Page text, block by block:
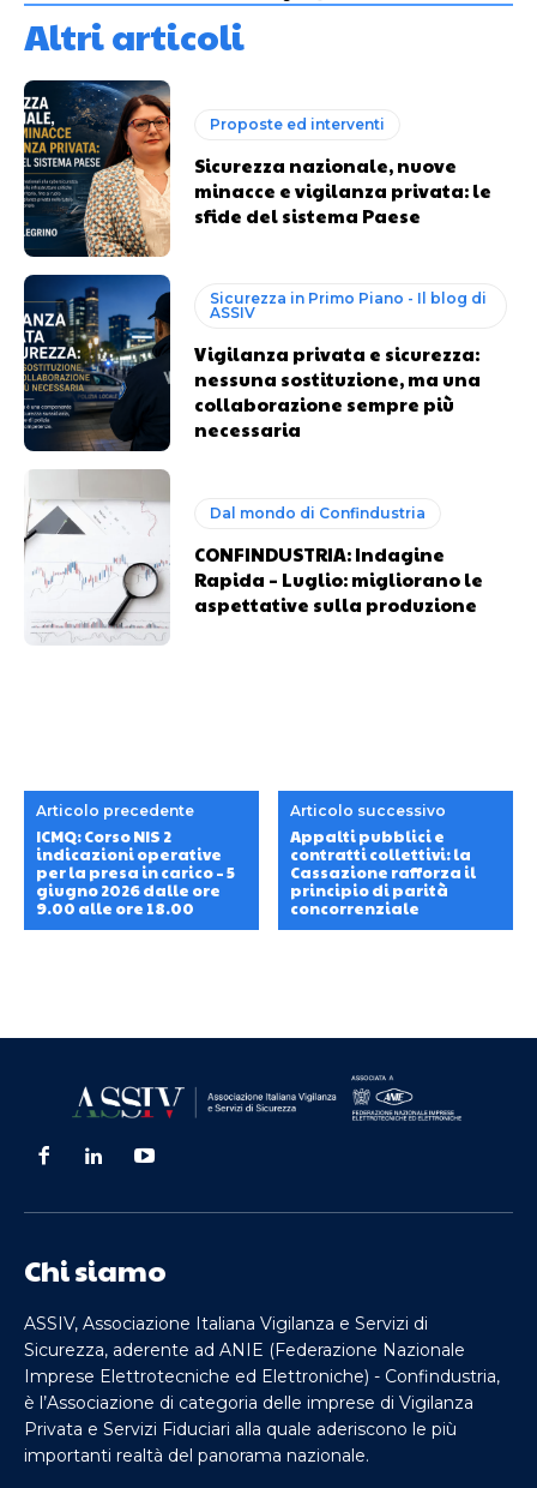
Altri articoli
Proposte ed interventi
Sicurezza nazionale, nuove
minacce e vigilanza privata: le
sfide del sistema Paese
Sicurezza in Primo Piano - Il blog di
ASSIV
Vigilanza privata e sicurezza:
nessuna sostituzione, ma una
collaborazione sempre più
necessaria
Dal mondo di Confindustria
CONFINDUSTRIA: Indagine
Rapida – Luglio: migliorano le
aspettative sulla produzione
Articolo precedente
ICMQ: Corso NIS 2
indicazioni operative
per la presa in carico – 5
giugno 2026 dalle ore
9.00 alle ore 18.00
Articolo successivo
Appalti pubblici e
contratti collettivi: la
Cassazione rafforza il
principio di parità
concorrenziale
Chi siamo
ASSIV, Associazione Italiana Vigilanza e Servizi di
Sicurezza, aderente ad ANIE (Federazione Nazionale
Imprese Elettrotecniche ed Elettroniche) - Confindustria,
è l’Associazione di categoria delle imprese di Vigilanza
Privata e Servizi Fiduciari alla quale aderiscono le più
importanti realtà del panorama nazionale.